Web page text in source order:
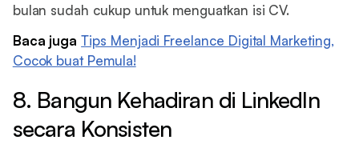
bulan sudah cukup untuk menguatkan isi CV.
Baca jugaTips Menjadi Freelance Digital Marketing,
Cocok buat Pemula!
8. Bangun Kehadiran di LinkedIn
secara Konsisten